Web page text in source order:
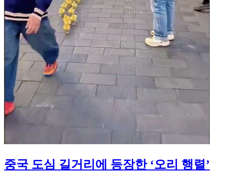
중국 도심 길거리에 등장한 ‘오리 행렬’